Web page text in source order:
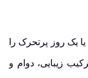
یک روز پرتحرک را
کند. کفش هامتو 360504 با ترکیب زیبایی، دوام و